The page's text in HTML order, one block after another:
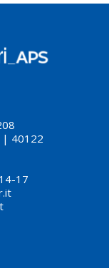
| 40122
17